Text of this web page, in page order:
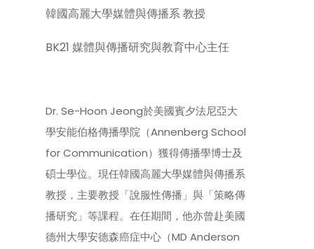
韓國高麗大學媒體與傳播系 教授
BK21 媒體與傳播研究與教育中心主任
Dr. Se-Hoon Jeong於美國賓夕法尼亞大
學安能伯格傳播學院（Annenberg School
for Communication）獲得傳播學博士及
碩士學位。現任韓國高麗大學媒體與傳播系
教授，主要教授「說服性傳播」與「策略傳
播研究」等課程。在任期間，他亦曾赴美國
德州大學安德森癌症中心（MD Anderson